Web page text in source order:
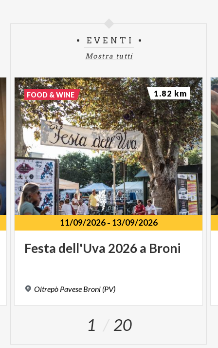
EVENTI
Mostra tutti
11/09/2026- 13/09/2026
Festa dell'Uva 2026a Broni
Oltrepò Pavese Broni (PV)
FOOD & WINE 1.82 km
1 20